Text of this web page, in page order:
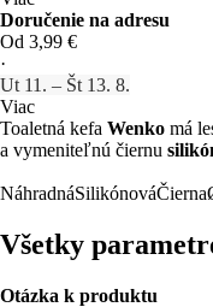
Doručenie na adresu
Od 3,99 €
·
Ut 11. – Št 13. 8.
Viac
Toaletná kefa Wenko má
a vymeniteľnú čiernu
NáhradnáSilikónováČierna
Všetky
Otázka k produktu